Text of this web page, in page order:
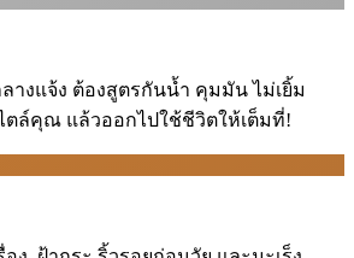
างแจ้ง ต้องสูตรกันน้ำ คุมมัน ไม่เยิ้ม
ตล์คุณ แล้วออกไปใช้ชีวิตให้เต็มที่!